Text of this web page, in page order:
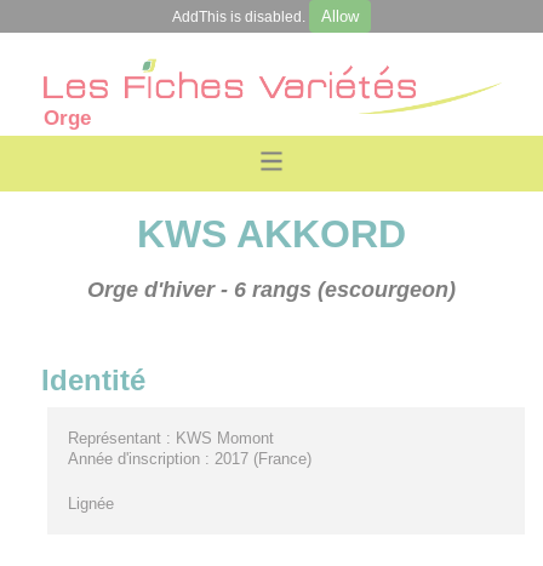
AddThis is disabled. Allow
Orge
KWS AKKORD
Orge d'hiver- 6 rangs (escourgeon)
Identité
Représentant : KWS Momont
Année d'inscription : 2017 (France)
Lignée